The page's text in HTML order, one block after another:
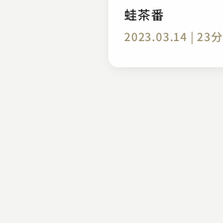
蛙茶番
2023.03.14 | 23分